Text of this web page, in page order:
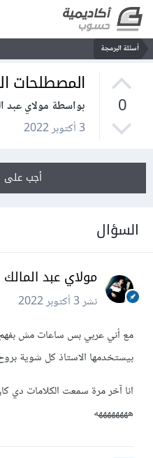
أسئلة البرمجة
0
المصطلحات
بواسطة مولاي عبد
3 أكتوبر 2022
أجب على
السؤال
مولاي عبد
نشر3 أكتوبر 2022
مع أني عربي بس ساعات مش بفهم
بيستخدمها الاستاذ كل شوية
انا آخر مرة سمعت الكلامات دي
ههههههههه